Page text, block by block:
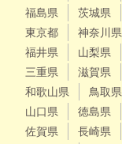
福島県
茨城県
東京都
神奈川県
福井県
山梨県
三重県
滋賀県
和歌山県
鳥取県
山口県
徳島県
佐賀県
長崎県